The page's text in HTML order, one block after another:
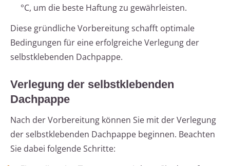
°C, um die beste Haftung zu gewährleisten.
Diese gründliche Vorbereitung schafft optimale
Bedingungen für eine erfolgreiche Verlegung der
selbstklebenden Dachpappe.
Verlegung der selbstklebenden
Dachpappe
Nach der Vorbereitung können Sie mit der Verlegung
der selbstklebenden Dachpappe beginnen. Beachten
Sie dabei folgende Schritte: